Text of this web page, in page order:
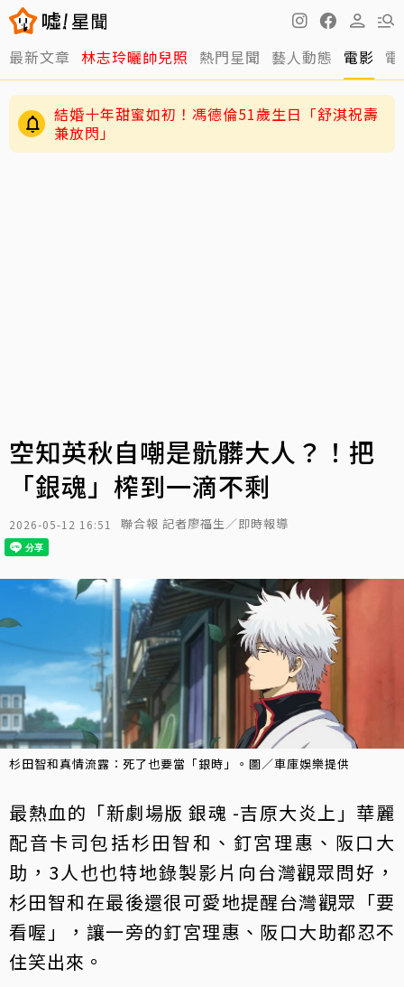
最新文章 林志玲曬帥兒照 熱門星聞 藝人動態 電影
結婚十年甜蜜如初！馮德倫51歲生日「舒淇祝壽
兼放閃」
空知英秋自嘲是骯髒大人？！把
「銀魂」榨到一滴不剩
2026-05-12 16:51 聯合報 記者廖福生／即時報導
杉田智和真情流露：死了也要當「銀時」。圖／車庫娛樂提供
最熱血的「新劇場版 銀魂 -吉原大炎上」華麗
配音卡司包括杉田智和、釘宮理惠、阪口大
助，3人也也特地錄製影片向台灣觀眾問好，
杉田智和在最後還很可愛地提醒台灣觀眾「要
看喔」，讓一旁的釘宮理惠、阪口大助都忍不
住笑出來。